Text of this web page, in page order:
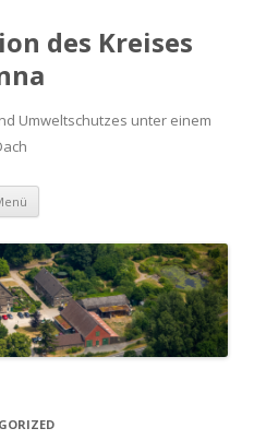
des Kreises
Umweltschutzes unter einem
Zum
springen